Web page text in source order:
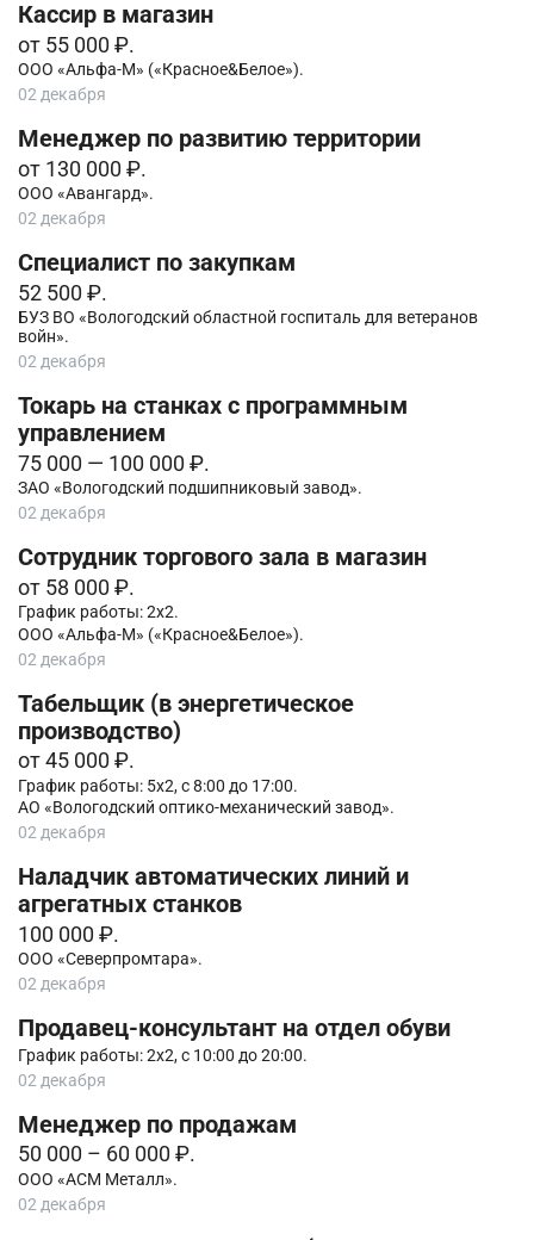
Кассир в магазин
от 55 000 ₽.
ООО «Альфа-М» («Красное&Белое»).
02 декабря
Менеджер по развитию территории
от 130 000 ₽.
ООО «Авангард».
02 декабря
Специалист по закупкам
52 500 ₽.
БУЗ ВО «Вологодский областной госпиталь для ветеранов
войн».
02 декабря
Токарь на станках с программным
управлением
75 000 — 100 000 ₽.
ЗАО «Вологодский подшипниковый завод».
02 декабря
Сотрудник торгового зала в магазин
от 58 000 ₽.
График работы: 2х2.
ООО «Альфа-М» («Красное&Белое»).
02 декабря
Табельщик (в энергетическое
производство)
от 45 000 ₽.
График работы: 5х2, с 8:00 до 17:00.
АО «Вологодский оптико-механический завод».
02 декабря
Наладчик автоматических линий и
агрегатных станков
100 000 ₽.
ООО «Северпромтара».
02 декабря
Продавец-консультант на отдел обуви
График работы: 2х2, с 10:00 до 20:00.
02 декабря
Менеджер по продажам
50 000 – 60 000 ₽.
ООО «АСМ Металл».
02 декабря